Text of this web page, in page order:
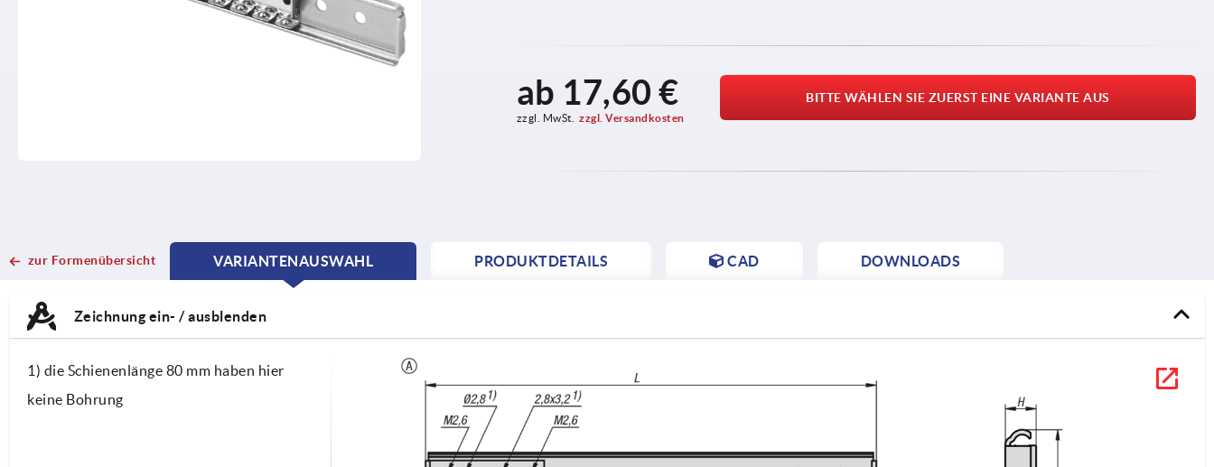
ab 17,60 €
zzgl. MwSt. zzgl. Versandkosten
BITTE WÄHLEN SIE ZUERST EINE VARIANTE AUS
zur Formenübersicht
VARIANTENAUSWAHL
CURRENT
CURRENT
PRODUKTDETAILS CAD DOWNLOADS
Zeichnung ein- / ausblenden
1) die Schienenlänge 80 mm haben hier
keine Bohrung